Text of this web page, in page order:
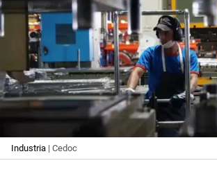
Industria | Cedoc